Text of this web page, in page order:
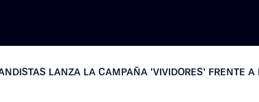
LANZA LA CAMPAÑA ‘VIVIDORES’ FRENTE